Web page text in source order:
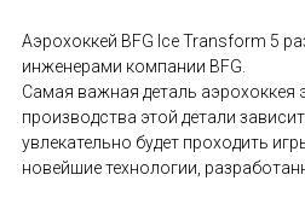
Аэрохоккей BFG Ice Transform 5
инженерами компании BFG.
Самая важная деталь аэрохоккея
производства этой детали
увлекательно будет проходить
новейшие технологии,